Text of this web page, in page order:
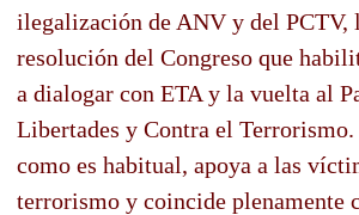
ilegalización de ANV y del PCTV,
resolución del Congreso que
a dialogar con ETA y la vuelta al
Libertades y Contra el
como es habitual, apoya a las
terrorismo y coincide plenamente